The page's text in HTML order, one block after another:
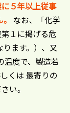
５年以上従事
なお、「化学
１に掲げる危
ます。）、又
温度で、製造若
くは 最寄りの
い。